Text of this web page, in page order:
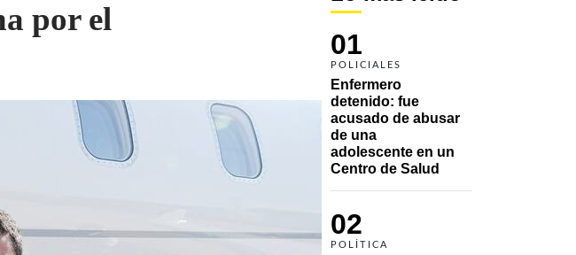
01
POLICIALES
Enfermero
detenido: fue
acusado de abusar
de una
adolescente en un
Centro de Salud
02
POLÍTICA
por el